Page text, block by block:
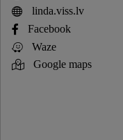
linda.viss.lv
Facebook
Waze
Google maps